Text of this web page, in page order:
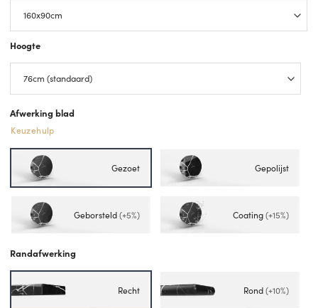
Hoogte
Afwerking blad
Keuzehulp
Gezoet Gepolijst
Geborsteld(+5%) Coating(+15%)
Randafwerking
Recht Rond(+10%)